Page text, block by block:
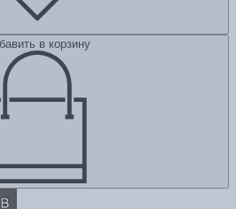
в корзину